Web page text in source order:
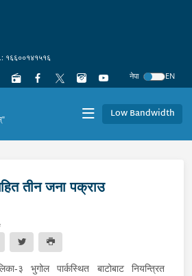
१६६००१४१५१६
नेपा
EN
Low Bandwidth
तीन जना पक्राउ
३ भुगोल पार्कस्थित बाटोबाट नियन्त्रित